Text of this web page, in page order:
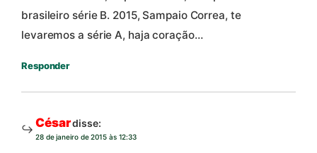
brasileiro série B. 2015, Sampaio Correa, te
levaremos a série A, haja coração…
Responder
Césardisse:
28 de janeiro de 2015 às 12:33